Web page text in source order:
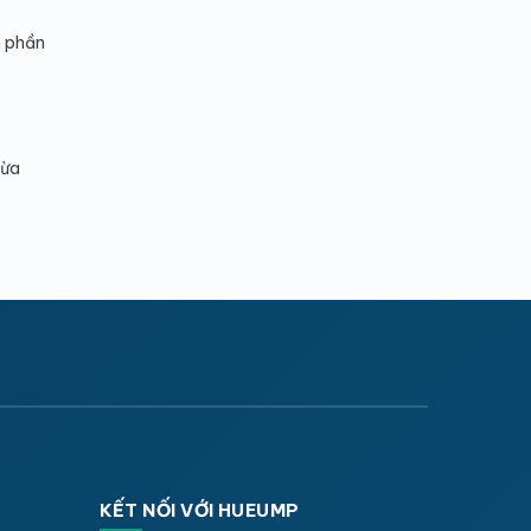
KẾT NỐI VỚI HUEUMP